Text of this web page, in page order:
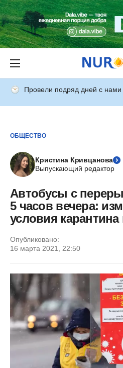
Провели подряд дней с нами
ОБЩЕСТВО
Кристина Кривцанова
Выпускающий редактор
Автобусы с
5 часов вечера:
условия
Опубликовано:
16 марта 2021, 22:50